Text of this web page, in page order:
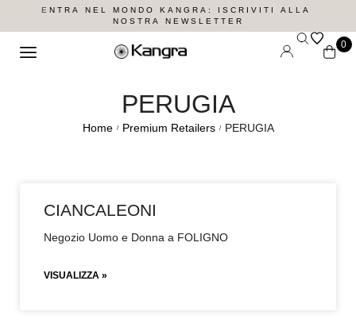
T R A N E L M O N D O K A N G R A : I S C R I V I T I A L L A
N O S T R A N E WS L E T T E R
0
PERUGIA
Home / Premium Retailers / PERUGIA
CIANCALEONI
Negozio Uomo e Donna a FOLIGNO
VISUALIZZA »